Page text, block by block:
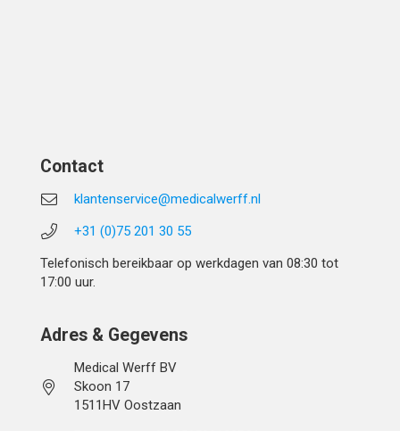
Contact
klantenservice@medicalwerff.nl
+31 (0)75 201 30 55
Telefonisch bereikbaar op werkdagen van 08:30 tot
17:00 uur.
Adres & Gegevens
Medical Werff BV
Skoon 17
1511HV Oostzaan